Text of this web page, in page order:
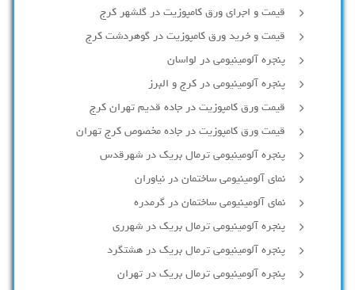
قیمت و اجرای ورق کامپوزیت در گلشهر کرج
قیمت و خرید ورق کامپوزیت در گوهردشت کرج
پنجره آلومینیومی در لواسان
پنجره آلومینیومی در کرج و البرز
قیمت ورق کامپوزیت در جاده قدیم تهران کرج
قیمت ورق کامپوزیت در جاده مخصوص کرج تهران
پنجره آلومینیومی ترمال بریک در شهرقدس
نمای آلومینیومی ساختمان در نیاوران
نمای آلومینیومی ساختمان در گرمدره
پنجره آلومینیومی ترمال بریک در شهرری
پنجره آلومینیومی ترمال بریک در هشتگرد
پنجره آلومینیومی ترمال بریک در تهران